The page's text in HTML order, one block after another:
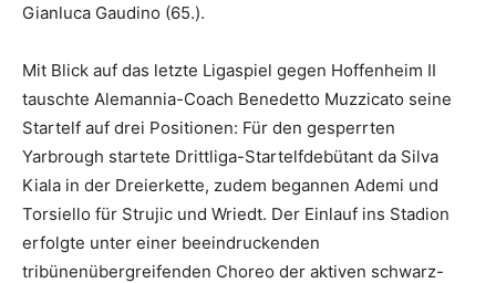
Gianluca Gaudino (65.).
Mit Blick auf das letzte Ligaspiel gegen Hoffenheim II
tauschte Alemannia-Coach Benedetto Muzzicato seine
Startelf auf drei Positionen: Für den gesperrten
Yarbrough startete Drittliga-Startelfdebütant da Silva
Kiala in der Dreierkette, zudem begannen Ademi und
Torsiello für Strujic und Wriedt. Der Einlauf ins Stadion
erfolgte unter einer beeindruckenden
tribünenübergreifenden Choreo der aktiven schwarz-